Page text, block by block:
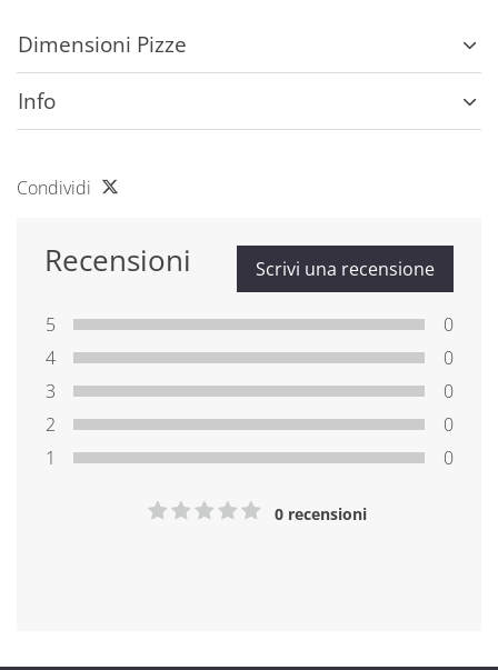
Dimensioni Pizze
Info
Condividi
Recensioni Scrivi una recensione
5
0
4
0
3
0
2
0
1
0
0 recensioni